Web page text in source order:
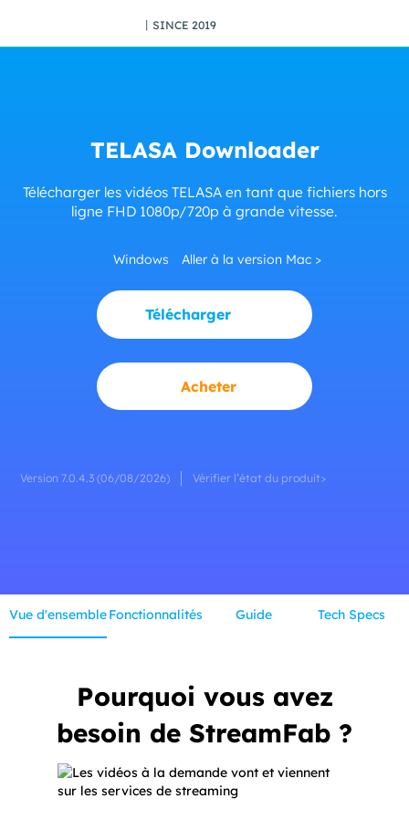
丨SINCE 2019
TELASA Downloader
Télécharger les vidéos TELASA en tant que fichiers hors
ligne FHD 1080p/720p à grande vitesse.
Windows Aller à la version Mac >
Télécharger
Acheter
Version 7.0.4.3 (06/08/2026) Vérifier l’état du produit>
Vue d'ensembleFonctionnalités Guide Tech Specs
Pourquoi vous avez
besoin de StreamFab ?